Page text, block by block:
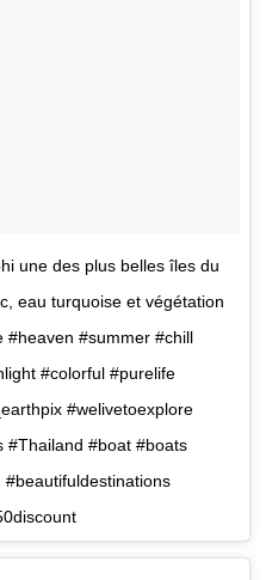
une des plus belles îles du
eau turquoise et végétation
#heaven #summer #chill
#colorful #purelife
#welivetoexplore
#Thailand #boat #boats